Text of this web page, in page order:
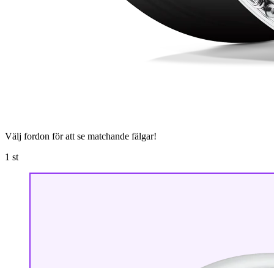
Välj fordon för att se matchande fälgar!
1 st